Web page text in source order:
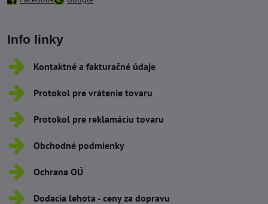
Info linky
Kontaktné a fakturačné údaje
Protokol pre vrátenie tovaru
Protokol pre reklamáciu tovaru
Obchodné podmienky
Ochrana OÚ
Dodacia lehota - ceny za dopravu